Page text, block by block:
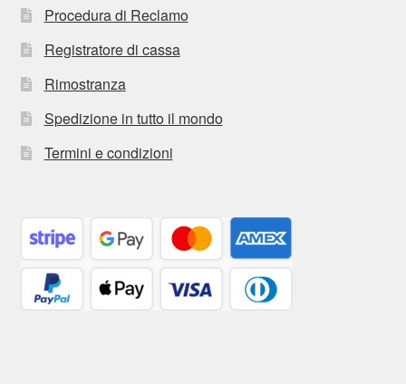
Procedura di Reclamo
Registratore di cassa
Rimostranza
Spedizione in tutto il mondo
Termini e condizioni